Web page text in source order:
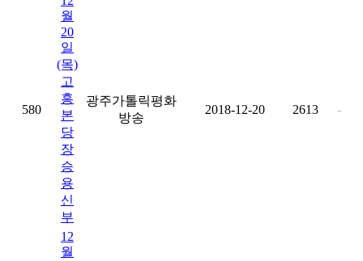
580
월
20
일
(목)
고
흥
본
당
장
승
용
신
부
광주가톨릭평화
방송
2018-12-20 2613 -
12
월